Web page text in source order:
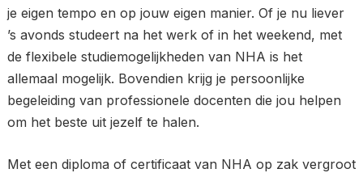
je eigen tempo en op jouw eigen manier. Of je nu liever
’s avonds studeert na het werk of in het weekend, met
de flexibele studiemogelijkheden van NHA is het
allemaal mogelijk. Bovendien krijg je persoonlijke
begeleiding van professionele docenten die jou helpen
om het beste uit jezelf te halen.
Met een diploma of certificaat van NHA op zak vergroot